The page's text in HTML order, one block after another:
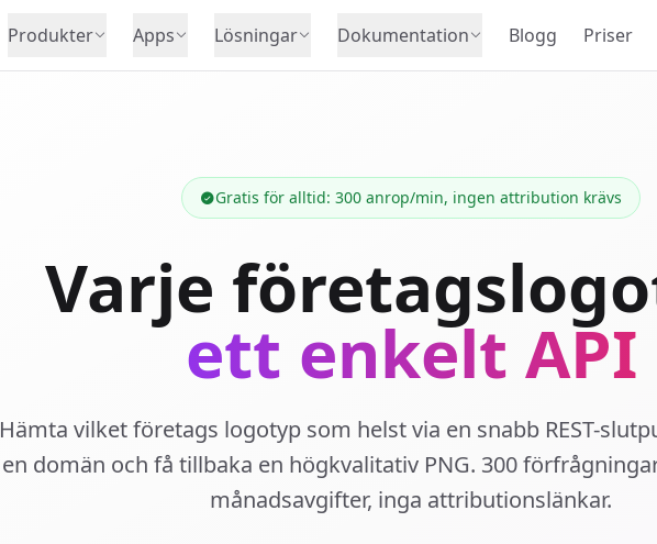
Produkter Apps Lösningar Dokumentation Blogg Priser
Gratis för alltid: 300 anrop/min, ingen attribution krävs
Varje
ett enkelt API
Hämta vilket företags logotyp som helst via en snabb REST-
en domän och få tillbaka en högkvalitativ PNG. 300
månadsavgifter, inga attributionslänkar.